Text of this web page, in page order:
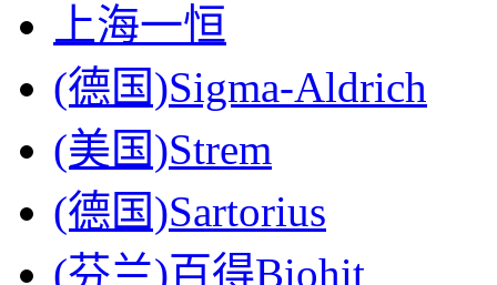
上海一恒
(德国)Sigma-Aldrich
(美国)Strem
(德国)Sartorius
(芬兰)百得Biohit